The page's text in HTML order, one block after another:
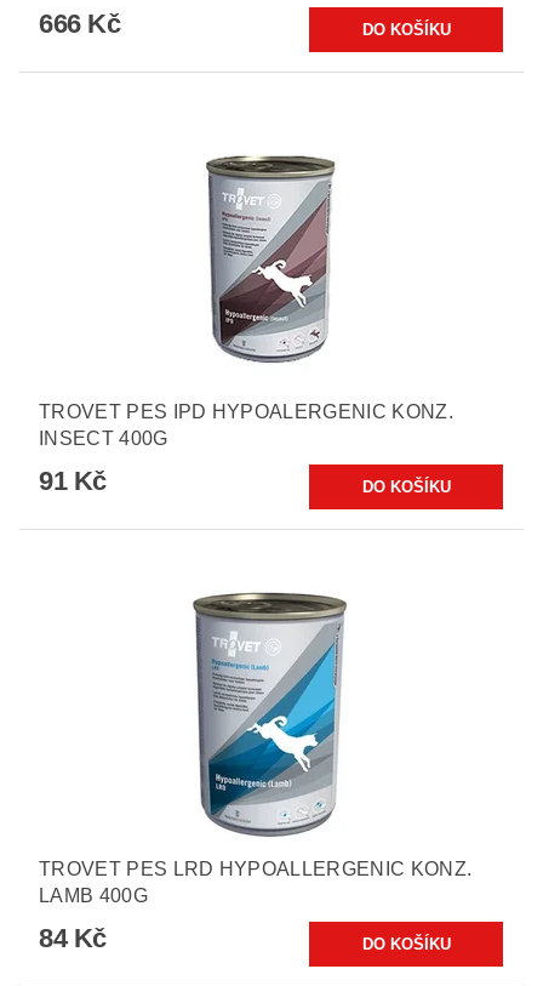
666 Kč
TROVET PES IPD HYPOALERGENIC KONZ.
INSECT 400G
91 Kč
TROVET PES LRD HYPOALLERGENIC KONZ.
LAMB 400G
84 Kč